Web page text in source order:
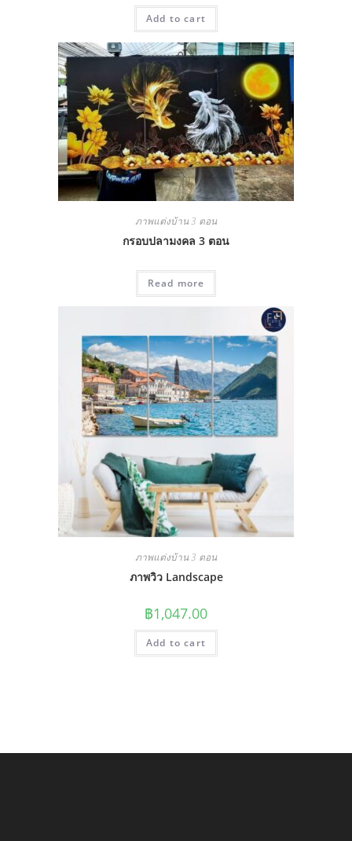
Add to cart
ภาพแต่งบ้าน 3 ตอน
กรอบปลามงคล 3 ตอน
Read more
ภาพแต่งบ้าน 3 ตอน
ภาพวิว Landscape
฿1,047.00
Add to cart